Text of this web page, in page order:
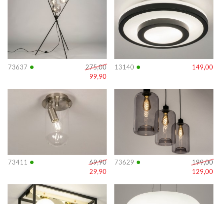
73637 •
275,00
99,90
13140 • 149,00
73411 •
69,90
29,90
Info
73629 •
199,00
129,00
Info
Info Info